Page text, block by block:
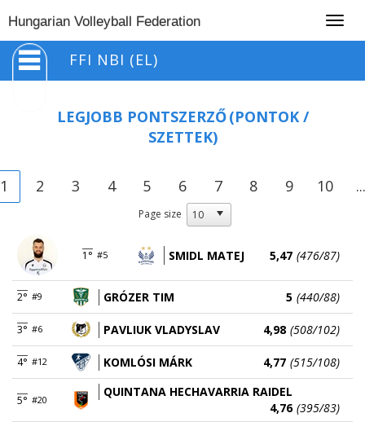
Hungarian Volleyball Federation
FFI NBI (EL)
LEGJOBB PONTSZERZŐ(PONTOK /
SZETTEK)
1 2 3 4 5 6 7 8 9 10 ...
Page size
1° #5 SMIDL MATEJ 5,47 (476/87)
2° #9 GRÓZER TIM 5 (440/88)
3° #6 PAVLIUK VLADYSLAV 4,98 (508/102)
4° #12 KOMLÓSI MÁRK 4,77 (515/108)
5° #20
QUINTANA HECHAVARRIA RAIDEL
4,76 (395/83)